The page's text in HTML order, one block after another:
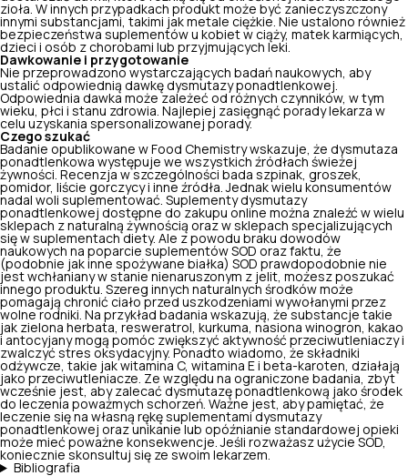
zioła. W innych przypadkach produkt może być zanieczyszczony
innymi substancjami, takimi jak metale ciężkie. Nie ustalono również
bezpieczeństwa suplementów u kobiet w ciąży, matek karmiących,
dzieci i osób z chorobami lub przyjmujących leki.
Dawkowanie i przygotowanie
Nie przeprowadzono wystarczających badań naukowych, aby
ustalić odpowiednią dawkę dysmutazy ponadtlenkowej.
Odpowiednia dawka może zależeć od różnych czynników, w tym
wieku, płci i stanu zdrowia. Najlepiej zasięgnąć porady lekarza w
celu uzyskania spersonalizowanej porady.
Czego szukać
Badanie opublikowane w Food Chemistry wskazuje, że dysmutaza
ponadtlenkowa występuje we wszystkich źródłach świeżej
żywności. Recenzja w szczególności bada szpinak, groszek,
pomidor, liście gorczycy i inne źródła. Jednak wielu konsumentów
nadal woli suplementować. Suplementy dysmutazy
ponadtlenkowej dostępne do zakupu online można znaleźć w wielu
sklepach z naturalną żywnością oraz w sklepach specjalizujących
się w suplementach diety. Ale z powodu braku dowodów
naukowych na poparcie suplementów SOD oraz faktu, że
(podobnie jak inne spożywane białka) SOD prawdopodobnie nie
jest wchłaniany w stanie nienaruszonym z jelit, możesz poszukać
innego produktu. Szereg innych naturalnych środków może
pomagają chronić ciało przed uszkodzeniami wywołanymi przez
wolne rodniki. Na przykład badania wskazują, że substancje takie
jak zielona herbata, resweratrol, kurkuma, nasiona winogron, kakao
i antocyjany mogą pomóc zwiększyć aktywność przeciwutleniaczy i
zwalczyć stres oksydacyjny. Ponadto wiadomo, że składniki
odżywcze , takie jak witamina C, witamina E i beta-karoten, działają
jako przeciwutleniacze. Ze względu na ograniczone badania, zbyt
wcześnie jest, aby zalecać dysmutazę ponadtlenkową jako środek
do leczenia poważmych schorzeń. Ważne jest, aby pamiętać, że
leczenie się na własną rękę suplementami dysmutazy
ponadtlenkowej oraz unikanie lub opóźnianie standardowej opieki
może mieć poważne konsekwencje. Jeśli rozważasz użycie SOD,
koniecznie skonsultuj się ze swoim lekarzem.
Bibliografia